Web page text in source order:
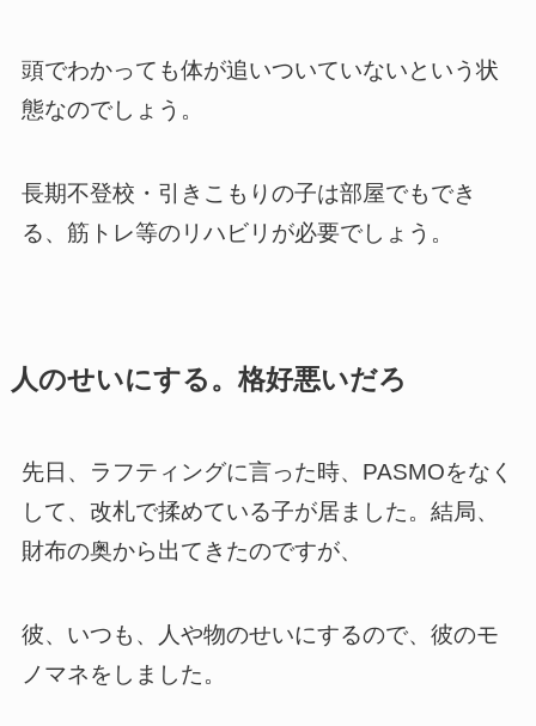
頭でわかっても体が追いついていないという状
態なのでしょう。
長期不登校・引きこもりの子は部屋でもでき
る、筋トレ等のリハビリが必要でしょう。
人のせいにする。格好悪いだろ
先日、ラフティングに言った時、PASMOをなく
して、改札で揉めている子が居ました。結局、
財布の奥から出てきたのですが、
彼、いつも、人や物のせいにするので、彼のモ
ノマネをしました。